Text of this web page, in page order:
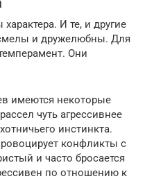
И те, и другие
и дружелюбны. Для
Они
имеются некоторые
чуть агрессивнее
инстинкта.
конфликты с
и часто бросается
по отношению к